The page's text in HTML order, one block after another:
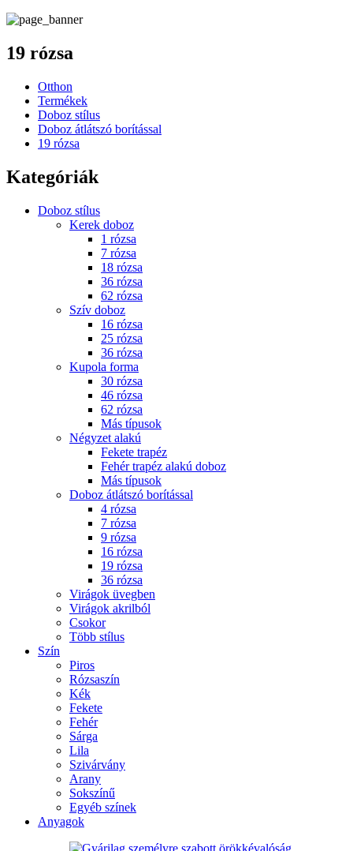
19 rózsa
Otthon
Termékek
Doboz stílus
Doboz átlátszó borítással
19 rózsa
Kategóriák
Doboz stílus
Kerek doboz
1 rózsa
7 rózsa
18 rózsa
36 rózsa
62 rózsa
Szív doboz
16 rózsa
25 rózsa
36 rózsa
Kupola forma
30 rózsa
46 rózsa
62 rózsa
Más típusok
Négyzet alakú
Fekete trapéz
Fehér trapéz alakú doboz
Más típusok
Doboz átlátszó borítással
4 rózsa
7 rózsa
9 rózsa
16 rózsa
19 rózsa
36 rózsa
Virágok üvegben
Virágok akrilból
Csokor
Több stílus
Szín
Piros
Rózsaszín
Kék
Fekete
Fehér
Sárga
Lila
Szivárvány
Arany
Sokszínű
Egyéb színek
Anyagok